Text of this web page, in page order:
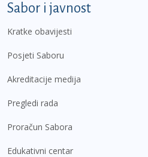
Sabor i javnost
Kratke obavijesti
Posjeti Saboru
Akreditacije medija
Pregledi rada
Proračun Sabora
Edukativni centar